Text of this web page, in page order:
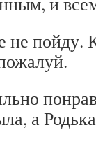
не пойду.
а